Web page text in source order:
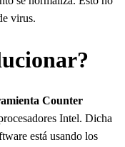
virus.
Counter
Intel. Dicha
está usando los